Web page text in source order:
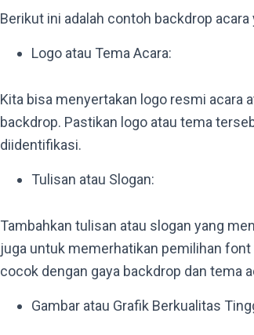
Berikut ini adalah contoh backdrop acara
Logo atau Tema Acara:
Kita bisa menyertakan logo resmi acara
backdrop. Pastikan logo atau tema
diidentifikasi.
Tulisan atau Slogan:
Tambahkan tulisan atau slogan yang
juga untuk memerhatikan pemilihan
cocok dengan gaya backdrop dan tema
Gambar atau Grafik Berkualitas